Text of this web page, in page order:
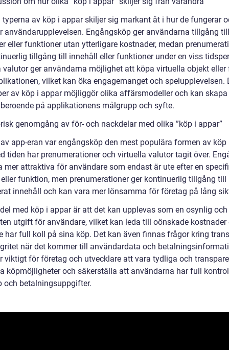
typerna av köp i appar skiljer sig markant åt i hur de fungerar
användarupplevelsen. Engångsköp ger användarna tillgång till
eller funktioner utan ytterligare kostnader, medan
tillgång till innehåll eller funktioner under en viss
valutor ger användarna möjlighet att köpa virtuella objekt eller
vilket kan öka engagemanget och spelupplevelsen.
av köp i appar möjliggör olika affärsmodeller och kan
på applikationens målgrupp och syfte.
genomgång av för- och nackdelar med olika ”köp i appar”
app-eran var engångsköp den mest populära formen av köp
tiden har prenumerationer och virtuella valutor tagit över.
mer attraktiva för användare som endast är ute efter en
funktion, men prenumerationer ger kontinuerlig tillgång till
innehåll och kan vara mer lönsamma för företag på lång
med köp i appar är att det kan upplevas som en osynlig och
utgift för användare, vilket kan leda till oönskade kostnader
har full koll på sina köp. Det kan även finnas frågor kring
när det kommer till användardata och
viktigt för företag och utvecklare att vara tydliga och
köpmöjligheter och säkerställa att användarna har full
och betalningsuppgifter.